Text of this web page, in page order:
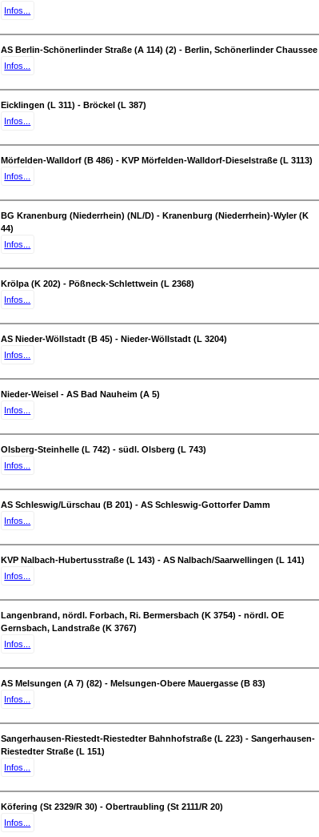
Infos...
AS Berlin-Schönerlinder Straße (A 114) (2) - Berlin, Schönerlinder Chaussee
Infos...
Eicklingen (L 311) - Bröckel (L 387)
Infos...
Mörfelden-Walldorf (B 486) - KVP Mörfelden-Walldorf-Dieselstraße (L 3113)
Infos...
BG Kranenburg (Niederrhein) (NL/D) - Kranenburg (Niederrhein)-Wyler (K
44)
Infos...
Krölpa (K 202) - Pößneck-Schlettwein (L 2368)
Infos...
AS Nieder-Wöllstadt (B 45) - Nieder-Wöllstadt (L 3204)
Infos...
Nieder-Weisel - AS Bad Nauheim (A 5)
Infos...
Olsberg-Steinhelle (L 742) - südl. Olsberg (L 743)
Infos...
AS Schleswig/Lürschau (B 201) - AS Schleswig-Gottorfer Damm
Infos...
KVP Nalbach-Hubertusstraße (L 143) - AS Nalbach/Saarwellingen (L 141)
Infos...
Langenbrand, nördl. Forbach, Ri. Bermersbach (K 3754) - nördl. OE
Gernsbach, Landstraße (K 3767)
Infos...
AS Melsungen (A 7) (82) - Melsungen-Obere Mauergasse (B 83)
Infos...
Sangerhausen-Riestedt-Riestedter Bahnhofstraße (L 223) - Sangerhausen-
Riestedter Straße (L 151)
Infos...
Köfering (St 2329/R 30) - Obertraubling (St 2111/R 20)
Infos...